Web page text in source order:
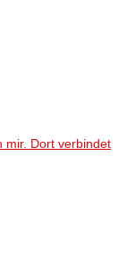
mir. Dort verbindet